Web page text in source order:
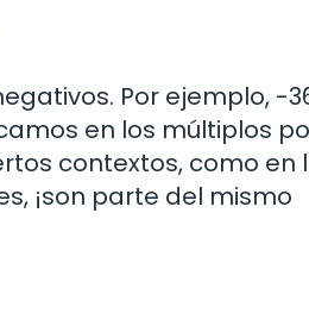
Por ejemplo, -
en los múltiplos
contextos, como en
¡son parte del mismo